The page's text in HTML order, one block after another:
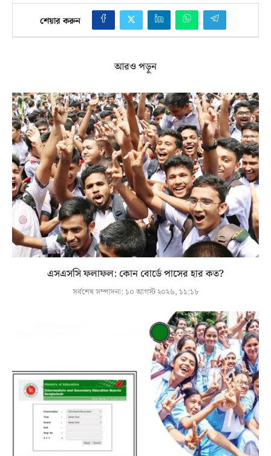
শেয়ার করুন
আরও পড়ুন
এসএসসি ফলাফল: কোন বোর্ডে পাসের হার কত?
সর্বশেষ সম্পাদনা: ১০ আগস্ট ২০২৬, ১১:১৮